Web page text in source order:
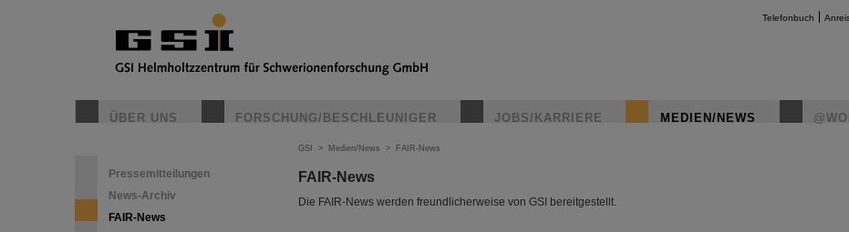
Telefonbuch
ÜBER UNS FORSCHUNG/BESCHLEUNIGER JOBS/KARRIERE MEDIEN/NEWS
Pressemitteilungen
News-Archiv
FAIR-News
GSI > Medien/News > FAIR-News
FAIR-News
Die FAIR-News werden freundlicherweise von GSI bereitgestellt.